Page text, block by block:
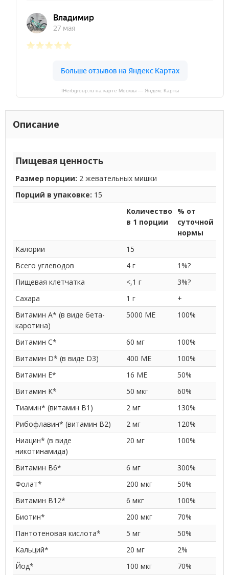
IHerbgroup.ru на карте Москвы — Яндекс Карты
Описание
Пищевая ценность
Размер порции: 2 жевательных мишки
Порций в упаковке: 15
Количество
в 1 порции
% от
суточной
нормы
Калории
15
Всего углеводов
4 г
1%?
Пищевая клетчатка
<,1 г
3%?
Сахара
1 г
+
Витамин A* (в виде бета-
каротина)
5000 МЕ 100%
Витамин C* 60 мг
100%
Витамин D* (в виде D3)
400 МЕ
100%
Витамин E*
16 МЕ
50%
Витамин К*
50 мкг
60%
Тиамин* (витамин B1)
2 мг
130%
Рибофлавин* (витамин B2)
2 мг
120%
Ниацин* (в виде
никотинамида)
20 мг 100%
Витамин B6* 6 мг
300%
Фолат*
200 мкг
50%
Витамин B12*
6 мкг
100%
Биотин*
200 мкг
70%
Пантотеновая кислота*
5 мг
50%
Кальций*
20 мг
2%
Йод*
100 мкг 70%